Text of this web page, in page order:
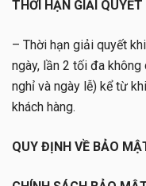
THỜI HẠN GIẢI QUYẾT
– Thời hạn giải quyết
ngày, lần 2 tối đa
nghỉ và ngày lễ) kể từ
khách hàng.
QUY ĐỊNH VỀ BẢO